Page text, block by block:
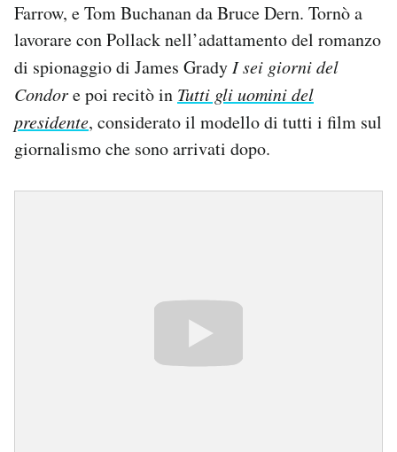
Farrow, e Tom Buchanan da Bruce Dern. Tornò a
lavorare con Pollack nell’adattamento del romanzo
di spionaggio di James GradyI sei giorni del
Condore poi recitò in Tutti gli uomini del
presidente, considerato il modello di tutti i film sul
giornalismo che sono arrivati dopo.